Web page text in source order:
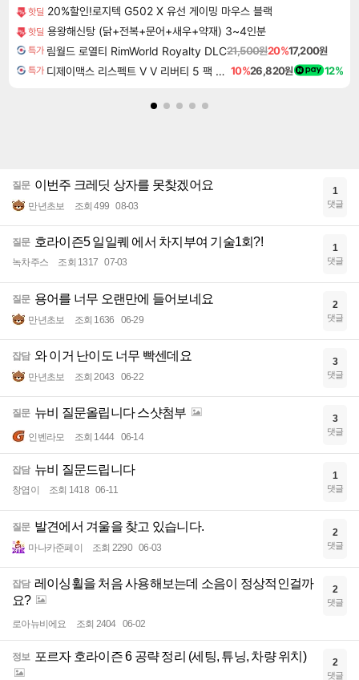
핫딜 20%할인!로지텍 G502 X 유선 게이밍 마우스 블랙
핫딜 용왕해신탕 (닭+전복+문어+새우+약재) 3~4인분
특가 림월드 로열티 RimWorld Royalty DLC21,500원20%17,200원
특가 디제이맥스 리스펙트 V V 리버티 5 팩 DJMAX RESPECT V V Liberty 5 Pack DLC 10%26,820원 12%
질문 이번주 크레딧 상자를 못찾겠어요
만년초보 조회 499 08-03
1
댓글
질문 호라이즌5 일일퀘 에서 차지부여 기술1회?!
녹차주스 조회 1317 07-03
1
댓글
질문 용어를 너무 오랜만에 들어보네요
만년초보 조회 1636 06-29
2
댓글
잡담 와 이거 난이도 너무 빡센데요
만년초보 조회 2043 06-22
3
댓글
질문 뉴비 질문올립니다 스샷첨부
인벤라모 조회 1444 06-14
3
댓글
잡담 뉴비 질문드립니다
창엽이 조회 1418 06-11
1
댓글
질문 발견에서 겨울을 찾고 있습니다.
마나카준페이 조회 2290 06-03
2
댓글
잡담 레이싱휠을 처음 사용해보는데 소음이 정상적인걸까
요?
로아뉴비에요 조회 2404 06-02
2
댓글
정보 포르자 호라이즌 6 공략 정리 (세팅, 튜닝, 차량 위치) 2
댓글